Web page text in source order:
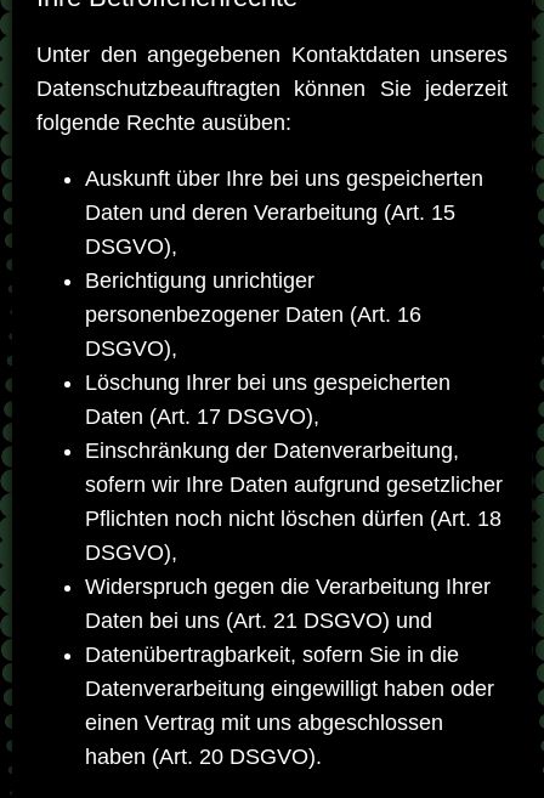
Unter den angegebenen Kontaktdaten unseres
Datenschutzbeauftragten können Sie jederzeit
folgende Rechte ausüben:
Auskunft über Ihre bei uns gespeicherten
Daten und deren Verarbeitung (Art. 15
DSGVO),
Berichtigung unrichtiger
personenbezogener Daten (Art. 16
DSGVO),
Löschung Ihrer bei uns gespeicherten
Daten (Art. 17 DSGVO),
Einschränkung der Datenverarbeitung,
sofern wir Ihre Daten aufgrund gesetzlicher
Pflichten noch nicht löschen dürfen (Art. 18
DSGVO),
Widerspruch gegen die Verarbeitung Ihrer
Daten bei uns (Art. 21 DSGVO) und
Datenübertragbarkeit, sofern Sie in die
Datenverarbeitung eingewilligt haben oder
einen Vertrag mit uns abgeschlossen
haben (Art. 20 DSGVO).